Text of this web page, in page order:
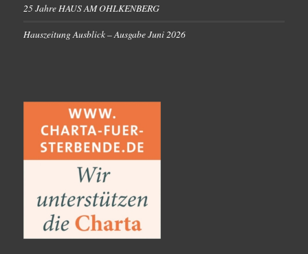
25 Jahre HAUS AM OHLKENBERG
Hauszeitung Ausblick – Ausgabe Juni 2026